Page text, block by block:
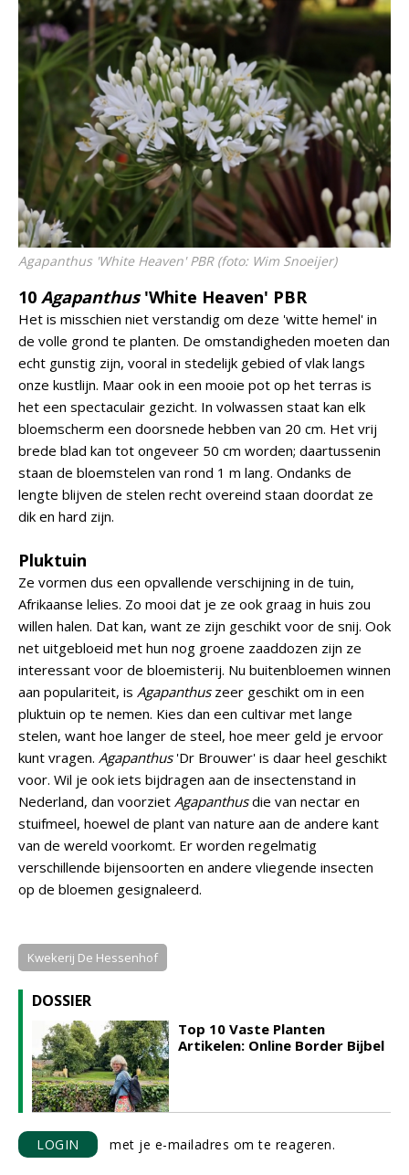
Agapanthus'White Heaven' PBR (foto: Wim Snoeijer)
10 Agapanthus'White Heaven' PBR
Het is misschien niet verstandig om deze 'witte hemel' in
de volle grond te planten. De omstandigheden moeten dan
echt gunstig zijn, vooral in stedelijk gebied of vlak langs
onze kustlijn. Maar ook in een mooie pot op het terras is
het een spectaculair gezicht. In volwassen staat kan elk
bloemscherm een doorsnede hebben van 20 cm. Het vrij
brede blad kan tot ongeveer 50 cm worden; daartussenin
staan de bloemstelen van rond 1 m lang. Ondanks de
lengte blijven de stelen recht overeind staan doordat ze
dik en hard zijn.
Pluktuin
Ze vormen dus een opvallende verschijning in de tuin,
Afrikaanse lelies. Zo mooi dat je ze ook graag in huis zou
willen halen. Dat kan, want ze zijn geschikt voor de snij. Ook
net uitgebloeid met hun nog groene zaaddozen zijn ze
interessant voor de bloemisterij. Nu buitenbloemen winnen
aan populariteit, is Agapanthuszeer geschikt om in een
pluktuin op te nemen. Kies dan een cultivar met lange
stelen, want hoe langer de steel, hoe meer geld je ervoor
kunt vragen. Agapanthus'Dr Brouwer' is daar heel geschikt
voor. Wil je ook iets bijdragen aan de insectenstand in
Nederland, dan voorziet Agapanthusdie van nectar en
stuifmeel, hoewel de plant van nature aan de andere kant
van de wereld voorkomt. Er worden regelmatig
verschillende bijensoorten en andere vliegende insecten
op de bloemen gesignaleerd.
Kwekerij De Hessenhof
DOSSIER
Top 10 Vaste Planten
Artikelen: Online Border Bijbel
LOGIN met je e-mailadres om te reageren.